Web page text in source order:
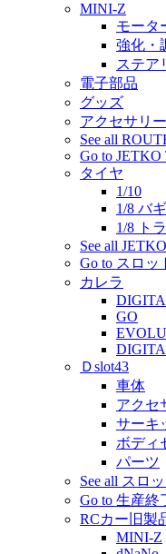
MINI-Z
モータ
強化・
ステア
電子部品
グッズ
アクセサリー
See all
Go to JETKO
タイヤ
1/10
1/8 バ
1/8 ト
See all
Go to スロッ
カレラ
GO
Ｄslot43
車体
アクセ
サーキ
ボディ
パーツ
See all スロ
Go to 生産終
RCカー旧製
MINI-Z